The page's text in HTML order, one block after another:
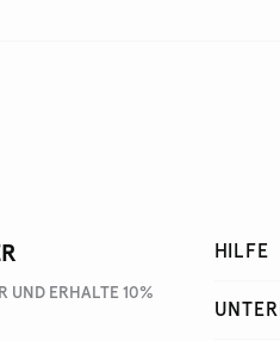
UND ERHALTE 10%
HILFE